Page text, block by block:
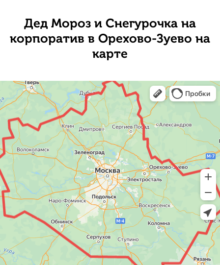
Дед Мороз и Снегурочка на
корпоратив в Орехово-Зуево на
карте